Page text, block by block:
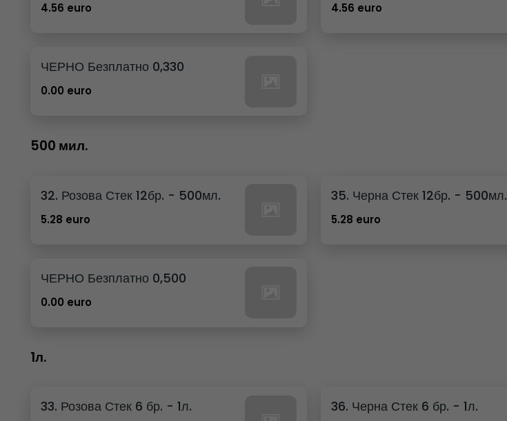
4.56 euro 4.56 euro
ЧЕРНО Безплатно 0,330
0.00 euro
500 мил.
32. Розова Стек 12бр. - 500мл.
5.28 euro
35. Черна Стек 12бр. - 500мл.
5.28 euro
ЧЕРНО Безплатно 0,500
0.00 euro
1л.
33. Розова Стек 6 бр. - 1л. 36. Черна Стек 6 бр. - 1л.